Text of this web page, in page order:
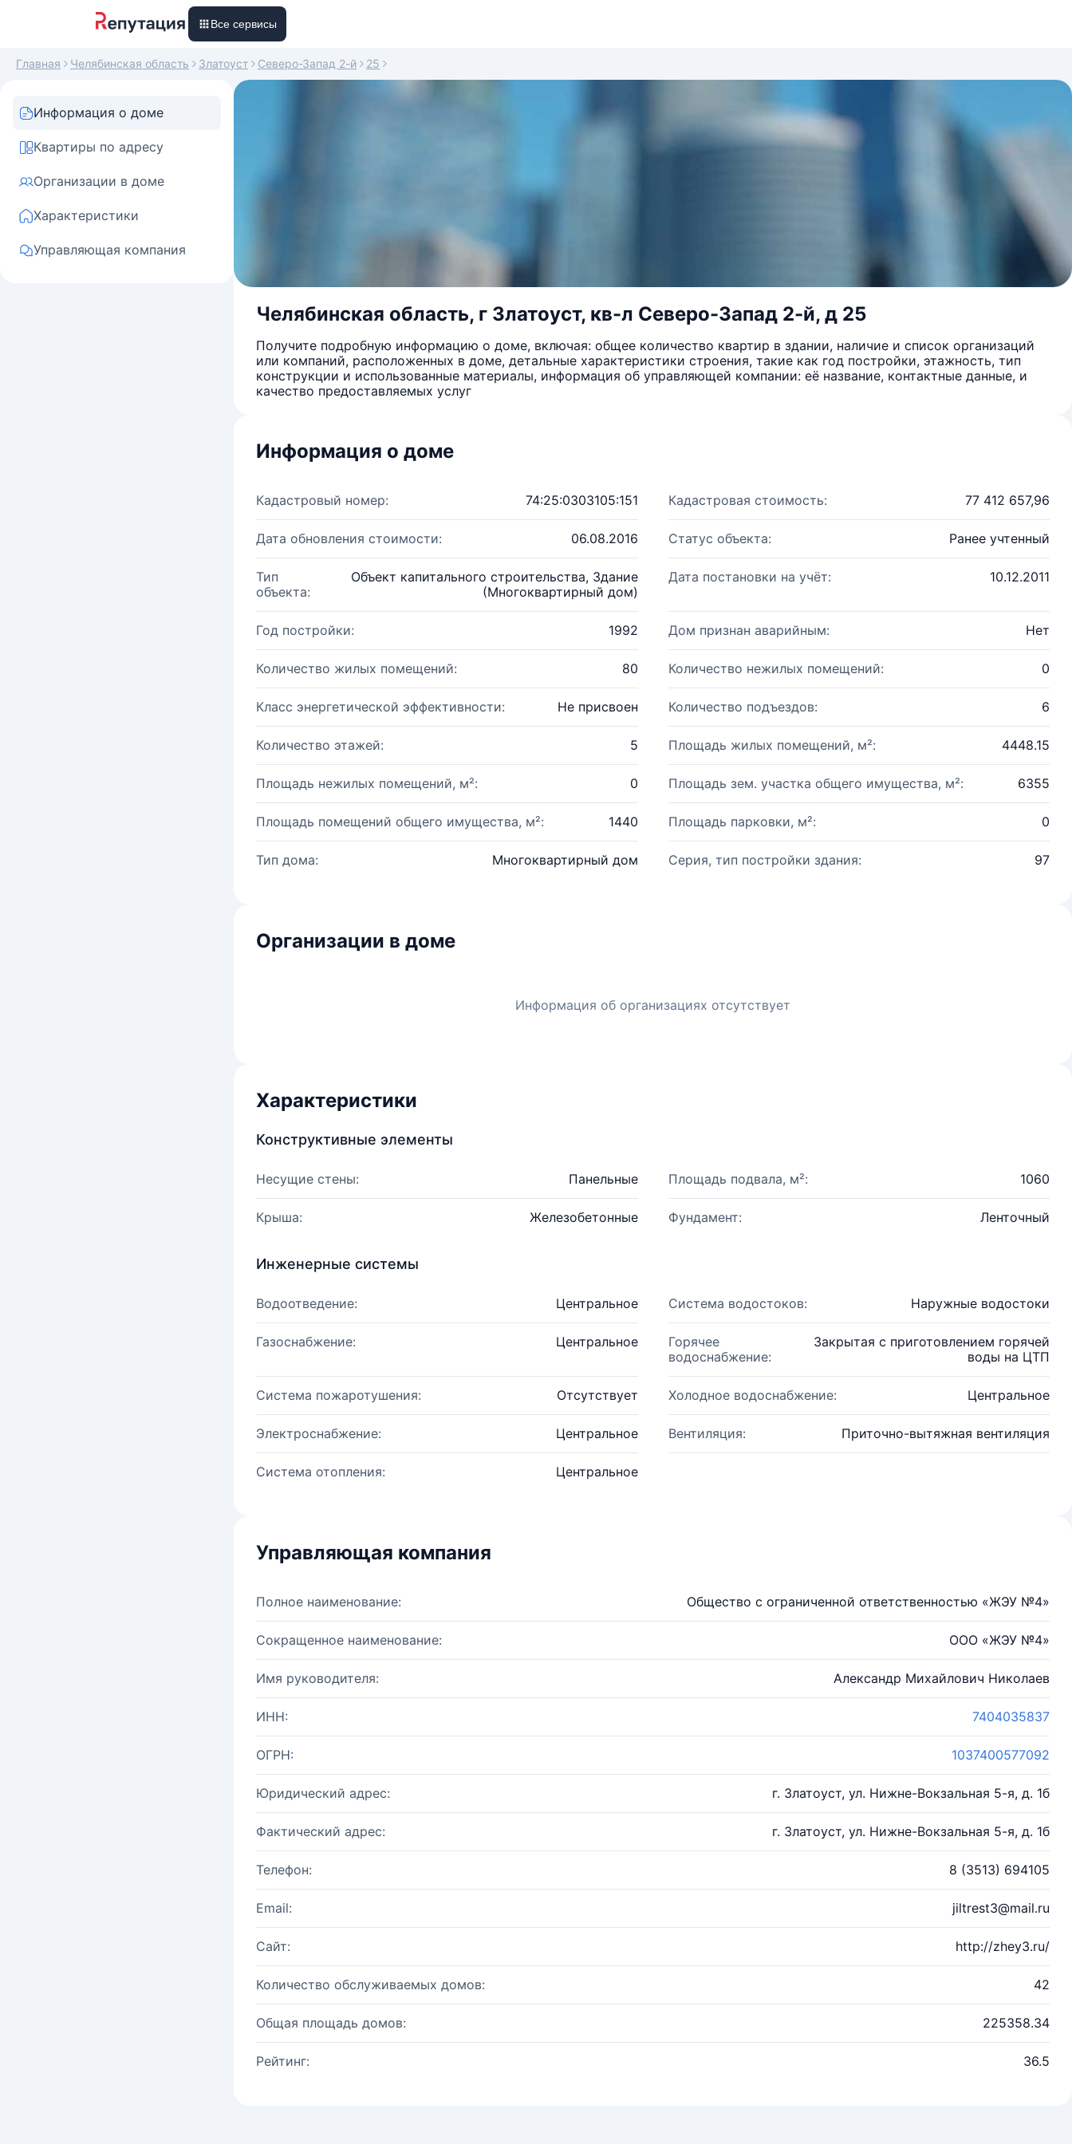
Все сервисы
Главная Челябинская область Златоуст Северо-Запад 2-й 25
Информация о доме
Квартиры по адресу
Организации в доме
Характеристики
Управляющая компания
Челябинская область, г Златоуст, кв-л Северо-Запад 2-й, д 25
Получите подробную информацию о доме, включая: общее количество квартир в здании, наличие и список организаций
или компаний, расположенных в доме, детальные характеристики строения, такие как год постройки, этажность, тип
конструкции и использованные материалы, информация об управляющей компании: её название, контактные данные, и
качество предоставляемых услуг
Информация о доме
Кадастровый номер: 74:25:0303105:151 Кадастровая стоимость: 77 412 657,96
Дата обновления стоимости: 06.08.2016 Статус объекта: Ранее учтенный
Тип
объекта:
Объект капитального строительства, Здание
(Многоквартирный дом)
Дата постановки на учёт: 10.12.2011
Год постройки: 1992 Дом признан аварийным: Нет
Количество жилых помещений: 80 Количество нежилых помещений: 0
Класс энергетической эффективности: Не присвоен Количество подъездов: 6
Количество этажей: 5 Площадь жилых помещений, м²: 4448.15
Площадь нежилых помещений, м²: 0 Площадь зем. участка общего имущества, м²: 6355
Площадь помещений общего имущества, м²: 1440 Площадь парковки, м²: 0
Тип дома: Многоквартирный дом Серия, тип постройки здания: 97
Организации в доме
Информация об организациях отсутствует
Характеристики
Конструктивные элементы
Несущие стены: Панельные Площадь подвала, м²: 1060
Крыша: Железобетонные Фундамент: Ленточный
Инженерные системы
Водоотведение: Центральное Система водостоков: Наружные водостоки
Газоснабжение: Центральное
Горячее
водоснабжение:
Закрытая с приготовлением горячей
воды на ЦТП
Система пожаротушения: Отсутствует Холодное водоснабжение: Центральное
Электроснабжение: Центральное Вентиляция: Приточно-вытяжная вентиляция
Система отопления: Центральное
Управляющая компания
Полное наименование: Общество с ограниченной ответственностью «ЖЭУ №4»
Сокращенное наименование: ООО «ЖЭУ №4»
Имя руководителя: Александр Михайлович Николаев
ИНН: 7404035837
ОГРН: 1037400577092
Юридический адрес: г. Златоуст, ул. Нижне-Вокзальная 5-я, д. 1б
Фактический адрес: г. Златоуст, ул. Нижне-Вокзальная 5-я, д. 1б
Телефон: 8 (3513) 694105
Email: jiltrest3@mail.ru
Сайт: http://zhey3.ru/
Количество обслуживаемых домов: 42
Общая площадь домов: 225358.34
Рейтинг: 36.5